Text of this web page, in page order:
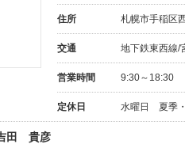
住所 札幌市手稲区
交通 地下鉄東西線
営業時間 9:30～18:30
定休日 水曜日 夏季
田 貴彦